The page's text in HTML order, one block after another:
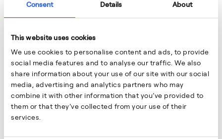
Consent Details About
This website uses cookies
We use cookies to personalise content and ads, to provide
social media features and to analyse our traffic. We also
share information about your use of our site with our social
media, advertising and analytics partners who may
combine it with other information that you’ve provided to
them or that they’ve collected from your use of their
services.